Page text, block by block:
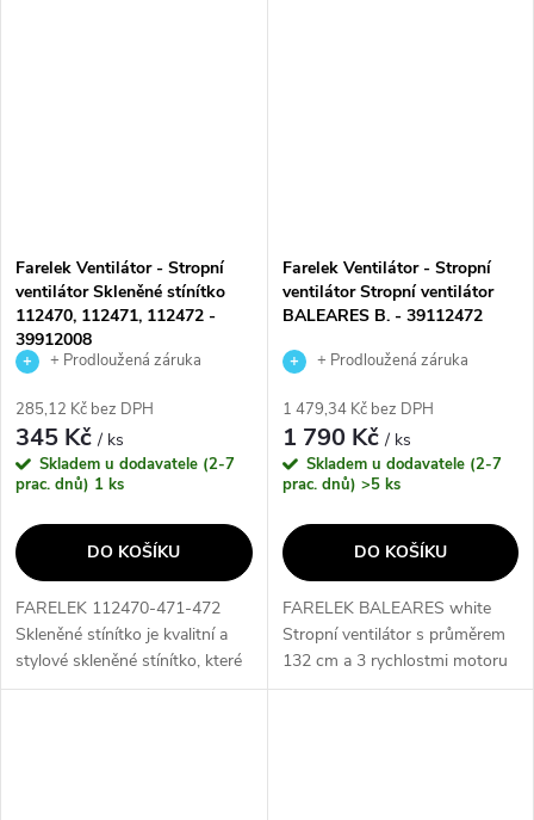
Farelek Ventilátor - Stropní
ventilátor Skleněné stínítko
112470, 112471, 112472 -
39912008
+ Prodloužená záruka
285,12 Kč bez DPH
345 Kč/ ks
Skladem u dodavatele (2-7
prac. dnů) 1 ks
DO KOŠÍKU
FARELEK 112470-471-472
Skleněné stínítko je kvalitní a
stylové skleněné stínítko, které
dokonale doplní interiér vašeho
Farelek Ventilátor - Stropní
ventilátor Stropní ventilátor
BALEARES B. - 39112472
+ Prodloužená záruka
1 479,34 Kč bez DPH
1 790 Kč/ ks
Skladem u dodavatele (2-7
prac. dnů) >5 ks
DO KOŠÍKU
FARELEK BALEARES white
Stropní ventilátor s průměrem
132 cm a 3 rychlostmi motoru
je ideální volbou pro letní i zimní